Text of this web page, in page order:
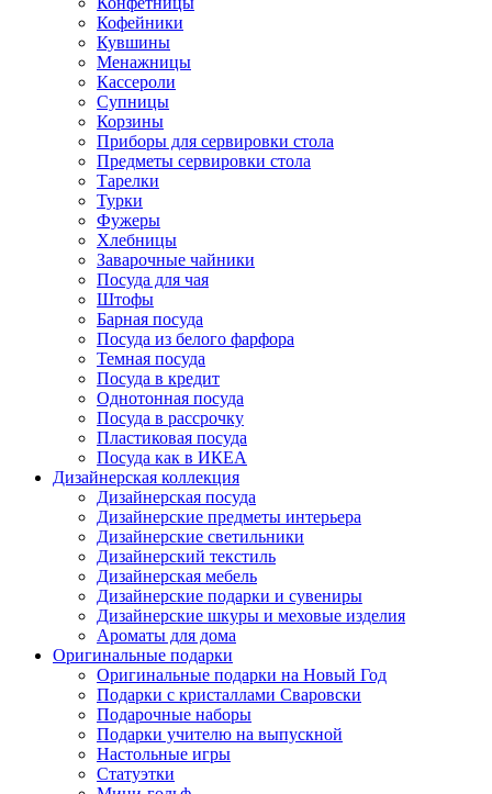
Кофейники
Кувшины
Менажницы
Кассероли
Супницы
Корзины
Приборы для сервировки стола
Предметы сервировки стола
Тарелки
Турки
Фужеры
Хлебницы
Заварочные чайники
Посуда для чая
Штофы
Барная посуда
Посуда из белого фарфора
Темная посуда
Посуда в кредит
Однотонная посуда
Посуда в рассрочку
Пластиковая посуда
Посуда как в ИКЕА
Дизайнерская коллекция
Дизайнерская посуда
Дизайнерские предметы интерьера
Дизайнерские светильники
Дизайнерский текстиль
Дизайнерская мебель
Дизайнерские подарки и сувениры
Дизайнерские шкуры и меховые изделия
Ароматы для дома
Оригинальные подарки
Оригинальные подарки на Новый Год
Подарки с кристаллами Сваровски
Подарочные наборы
Подарки учителю на выпускной
Настольные игры
Статуэтки